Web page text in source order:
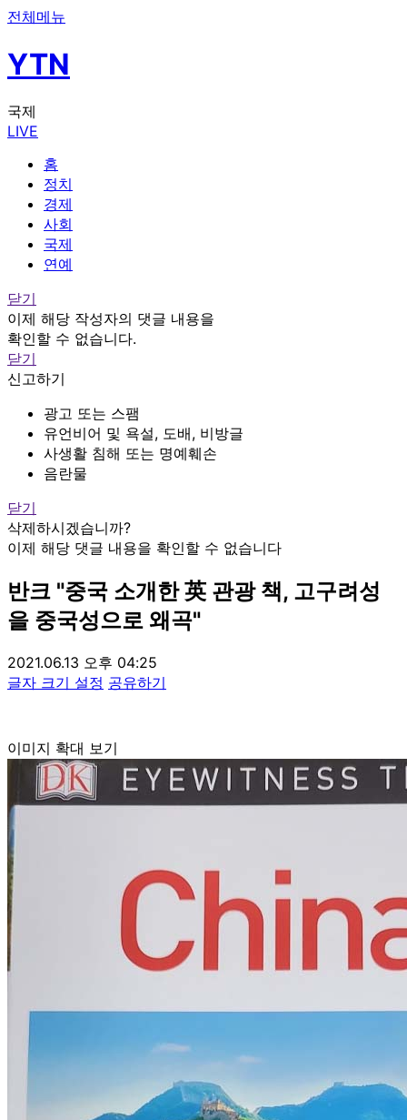
전체메뉴
YTN
국제
LIVE
홈
정치
경제
사회
국제
연예
닫기
이제 해당 작성자의 댓글 내용을
확인할 수 없습니다.
닫기
신고하기
광고 또는 스팸
유언비어 및 욕설, 도배, 비방글
사생활 침해 또는 명예훼손
음란물
닫기
삭제하시겠습니까?
이제 해당 댓글 내용을 확인할 수 없습니다
반크 "중국 소개한 英 관광 책, 고구려성
을 중국성으로 왜곡"
2021.06.13 오후 04:25
글자 크기 설정 공유하기
이미지 확대 보기